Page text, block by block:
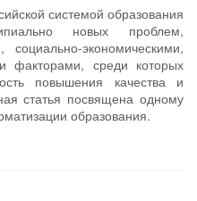
системой образования
новых проблем,
социально-экономическими,
факторами, среди которых
повышения качества и
статья посвящена одному
образования.